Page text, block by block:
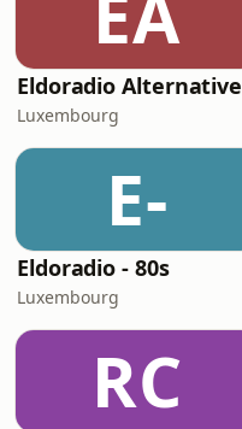
Eldoradio Alternative
Luxembourg
E-
Eldoradio - 80s
Luxembourg
RC